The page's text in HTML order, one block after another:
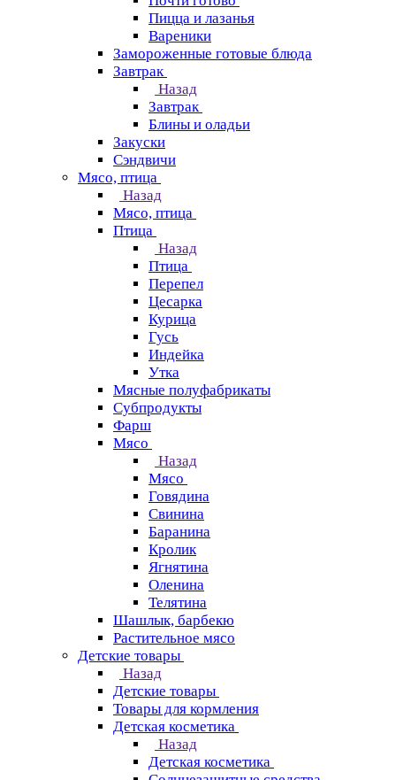
Пицца и лазанья
Вареники
Замороженные готовые блюда
Завтрак
Назад
Завтрак
Блины и оладьи
Закуски
Сэндвичи
Мясо, птица
Назад
Мясо, птица
Птица
Назад
Птица
Перепел
Цесарка
Курица
Гусь
Индейка
Утка
Мясные полуфабрикаты
Субпродукты
Фарш
Мясо
Назад
Мясо
Говядина
Свинина
Баранина
Кролик
Ягнятина
Оленина
Телятина
Шашлык, барбекю
Растительное мясо
Детские товары
Назад
Детские товары
Товары для кормления
Детская косметика
Назад
Детская косметика